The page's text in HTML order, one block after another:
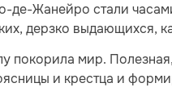
де-Жанейро стали
дерзко выдающихся,
покорила мир.
и крестца и